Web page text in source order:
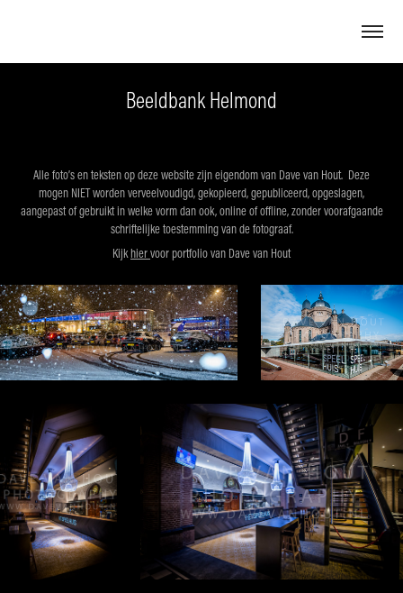
Beeldbank Helmond
Alle foto’s en teksten op deze website zijn eigendom van Dave van Hout. Deze
mogen NIET worden verveelvoudigd, gekopieerd, gepubliceerd, opgeslagen,
aangepast of gebruikt in welke vorm dan ook, online of offline, zonder voorafgaande
schriftelijke toestemming van de fotograaf.
Kijkhiervoor portfolio van Dave van Hout